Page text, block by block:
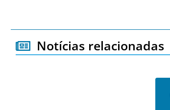
Notícias relacionadas